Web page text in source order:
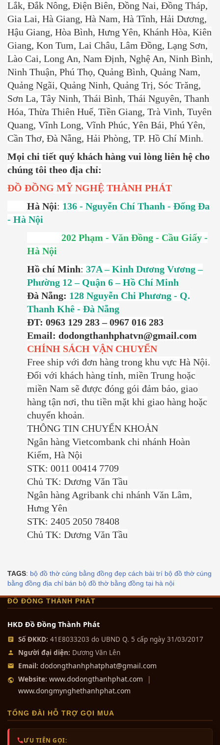
Lắk, Đắk Nông, Điện Biên, Đồng Nai, Đồng Tháp,
Gia Lai, Hà Giang, Hà Nam, Hà Tĩnh, Hải Dương,
Hậu Giang, Hòa Bình, Hưng Yên, Khánh Hòa, Kiên
Giang, Kon Tum, Lai Châu, Lâm Đồng, Lạng Sơn,
Lào Cai, Long An, Nam Định, Nghệ An, Ninh Bình,
Ninh Thuận, Phú Thọ, Quảng Bình, Quảng Nam,
Quảng Ngãi, Quảng Ninh, Quảng Trị, Sóc Trăng,
Sơn La, Tây Ninh, Thái Bình, Thái Nguyên, Thanh
Hóa, Thừa Thiên Huế, Tiền Giang, Trà Vinh, Tuyên
Quang, Vĩnh Long, Vĩnh Phúc, Yên Bái, Phú Yên,
Cần Thơ, Đà Nẵng, Hải Phòng, TP. Hồ Chí Minh.
Mọi chi tiết quý khách hàng vui lòng liên hệ cho
chúng tôi theo địa chỉ:
ĐỒ ĐỒNG MỸ NGHỆ THÀNH PHÁT
Hà Nội: 136 - Nguyễn Chí Thanh - Đống Đa
- Hà Nội
202 Phạm - Văn Đồng - Cầu Giấy -
Hà Nội
Hồ chí Minh: 37A – Kinh Dương Vương –
Phường 12 – Quận 6 – Hồ Chí Minh
Đà Nẵng: 128 Nguyễn Chi Phương - Q.
Thanh Khê - Đà Nẵng
ĐT: 0963 129 283 – 0967 016 283
Email: dodongthanhphatvn@gmail.com
CHÍNH SÁCH VẬN CHUYỂN
Free ship với đơn hàng trong khu vực Hà Nội.
Đối với khách hàng tỉnh, miền Trung hoặc
miền Nam sẽ được đóng gói đảm bảo, giao
hàng tận nơi, thu tiền mặt khi giao hàng hoặc
chuyển khoản.
THÔNG TIN CHUYỂN KHOẢN
Ngân hàng Vietcombank chi nhánh Hoàn
Kiếm, Hà Nội
STK: 0011 00414 7709
Chủ TK: Dương Văn Tầu
Ngân hàng Agribank chi nhánh Văn Lâm,
Hưng Yên
STK: 2405 2050 78408
Chủ TK: Dương Văn Tầu
TAGS: bộ đồ thờ cúng bằng đồng đẹp cách bài trí bộ đồ thờ cúng
bằng đồng địa chỉ bán bộ đồ thờ bằng đồng tại hà nội
ĐỒ ĐỒNG THÀNH PHÁT
HKD Đồ Đồng Thành Phát
Số ĐKKD: 41E8033203 do UBND Q. 5 cấp ngày 31/03/2017
Người đại diện: Dương Văn Lên
Email: dodongthanhphatphat@gmail.com
Website: www.dodongthanhphat.com |
www.dongmynghethanhphat.com
TỔNG ĐÀI HỖ TRỢ GỌI MUA
ƯU TIÊN GỌI: